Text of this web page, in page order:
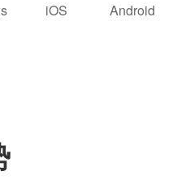
iOS Android